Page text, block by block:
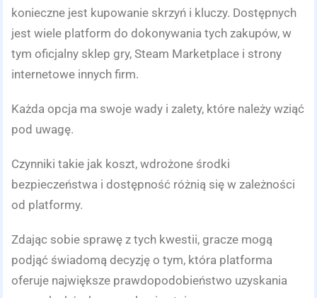
konieczne jest kupowanie skrzyń i kluczy. Dostępnych
jest wiele platform do dokonywania tych zakupów, w
tym oficjalny sklep gry, Steam Marketplace i strony
internetowe innych firm.
Każda opcja ma swoje wady i zalety, które należy wziąć
pod uwagę.
Czynniki takie jak koszt, wdrożone środki
bezpieczeństwa i dostępność różnią się w zależności
od platformy.
Zdając sobie sprawę z tych kwestii, gracze mogą
podjąć świadomą decyzję o tym, która platforma
oferuje największe prawdopodobieństwo uzyskania